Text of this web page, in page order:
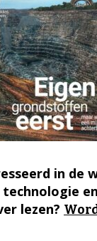
in de
lezen?